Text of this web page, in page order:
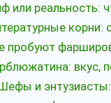
или реальность:
корни:
пробуют
вкус,
и